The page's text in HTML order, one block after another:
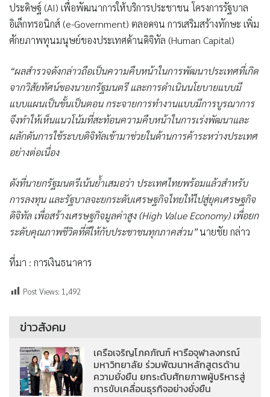
ประดิษฐ์ (AI) เพื่อพัฒนาการให้บริการประชาชน โครงการรัฐบาล
อิเล็กทรอนิกส์ (e-Government) ตลอดจน การเสริมสร้างทักษะ เพิ่ม
ศักยภาพทุนมนุษย์ของประเทศด้านดิจิทัล (Human Capital)
“ผลสำรวจดังกล่าวถือเป็นความคืบหน้าในการพัฒนาประเทศที่เกิด
จากวิสัยทัศน์ของนายกรัฐมนตรี และการดำเนินนโยบายแบบมี
แบบแผนเป็นขั้นเป็นตอน กระจายการทำงานแบบมีการบูรณาการ
จึงทำให้เห็นแนวโน้มที่สะท้อนความคืบหน้าในการเร่งพัฒนาและ
ผลักดันการใช้ระบบดิจิทัลเข้ามาช่วยในด้านการค้าระหว่างประเทศ
อย่างต่อเนื่อง
ดังที่นายกรัฐมนตรีเน้นย้ำเสมอว่า ประเทศไทยพร้อมแล้วสำหรับ
การลงทุน และรัฐบาลจะยกระดับเศรษฐกิจไทยให้ไปสู่ยุคเศรษฐกิจ
ดิจิทัล เพื่อสร้างเศรษฐกิจมูลค่าสูง (High Value Economy) เพื่อยก
ระดับคุณภาพชีวิตที่ดีให้กับประชาชนทุกภาคส่วน”นายชัย กล่าว
ที่มา : การเงินธนาคาร
Post Views: 1,492
ข่าวสังคม
เครือเจริญโภคภัณฑ์ หารือจุฬาลงกรณ์
มหาวิทยาลัย ร่วมพัฒนาหลักสูตรด้าน
ความยั่งยืน ยกระดับศักยภาพผู้บริหารสู่
การขับเคลื่อนธุรกิจอย่างยั่งยืน